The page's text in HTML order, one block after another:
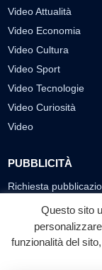
Video Attualità
Video Economia
Video Cultura
Video Sport
Video Tecnologie
Video Curiosità
Video
PUBBLICITÀ
Richiesta
SEGUICI SUI
Questo sito
funzionalità del